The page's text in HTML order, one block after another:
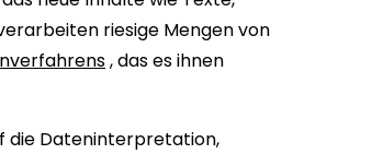
riesige Mengen von
, das es ihnen
die Dateninterpretation,